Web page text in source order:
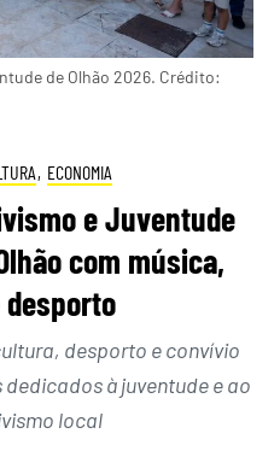
de Olhão 2026. Crédito:
, ECONOMIA
e Juventude
com música,
desporto e convívio
à juventude e ao
local